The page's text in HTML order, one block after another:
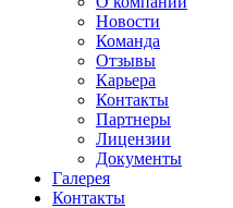
Новости
Команда
Отзывы
Карьера
Контакты
Партнеры
Лицензии
Документы
Галерея
Контакты